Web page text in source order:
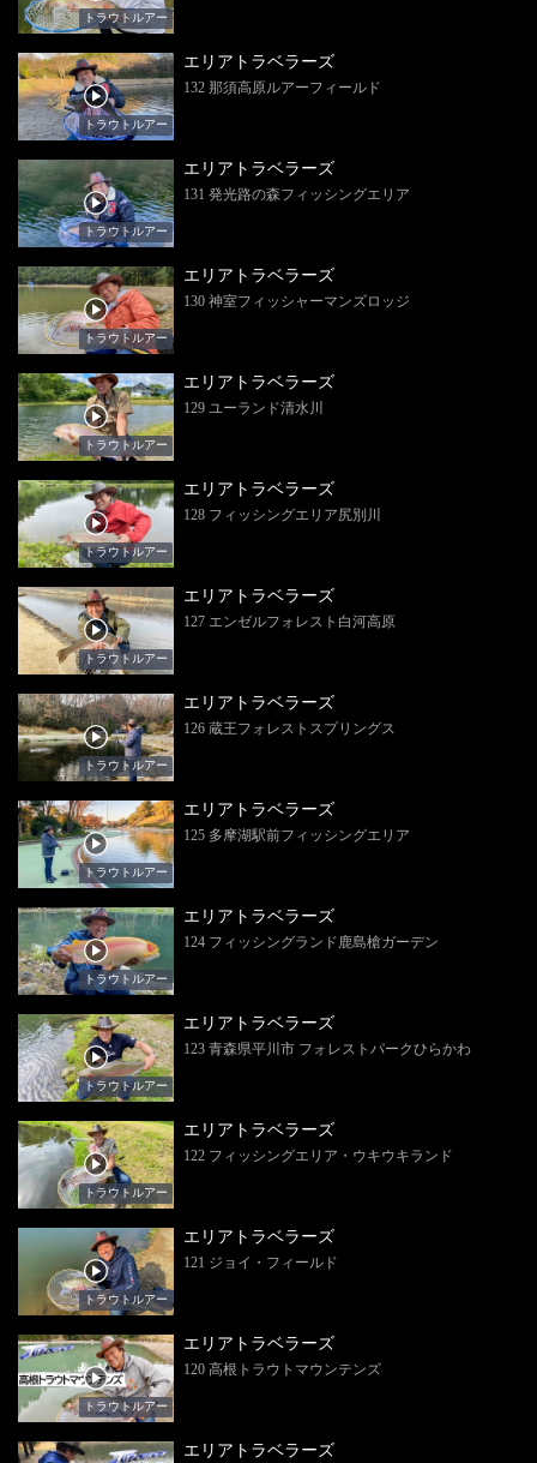
トラウトルアー
トラウトルアー
エリアトラベラーズ
132 那須高原ルアーフィールド
トラウトルアー
エリアトラベラーズ
131 発光路の森フィッシングエリア
トラウトルアー
エリアトラベラーズ
130 神室フィッシャーマンズロッジ
トラウトルアー
エリアトラベラーズ
129 ユーランド清水川
トラウトルアー
エリアトラベラーズ
128 フィッシングエリア尻別川
トラウトルアー
エリアトラベラーズ
127 エンゼルフォレスト白河高原
トラウトルアー
エリアトラベラーズ
126 蔵王フォレストスプリングス
トラウトルアー
エリアトラベラーズ
125 多摩湖駅前フィッシングエリア
トラウトルアー
エリアトラベラーズ
124 フィッシングランド鹿島槍ガーデン
トラウトルアー
エリアトラベラーズ
123 青森県平川市 フォレストパークひらかわ
トラウトルアー
エリアトラベラーズ
122 フィッシングエリア・ウキウキランド
トラウトルアー
エリアトラベラーズ
121 ジョイ・フィールド
トラウトルアー
エリアトラベラーズ
120 高根トラウトマウンテンズ
エリアトラベラーズ